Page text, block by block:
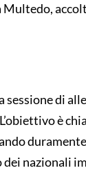
di
è
nazionali